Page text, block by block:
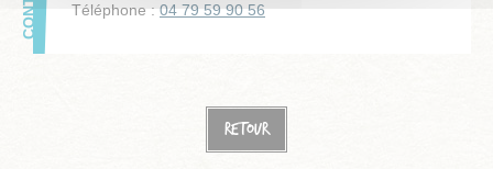
Téléphone : 04 79 59 90 56
Retour